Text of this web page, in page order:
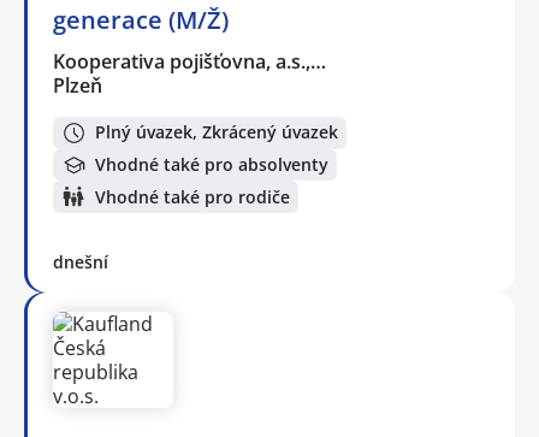
generace (M/Ž)
Kooperativa pojišťovna, a.s.,…
Plzeň
Plný úvazek, Zkrácený úvazek
Vhodné také pro absolventy
Vhodné také pro rodiče
dnešní